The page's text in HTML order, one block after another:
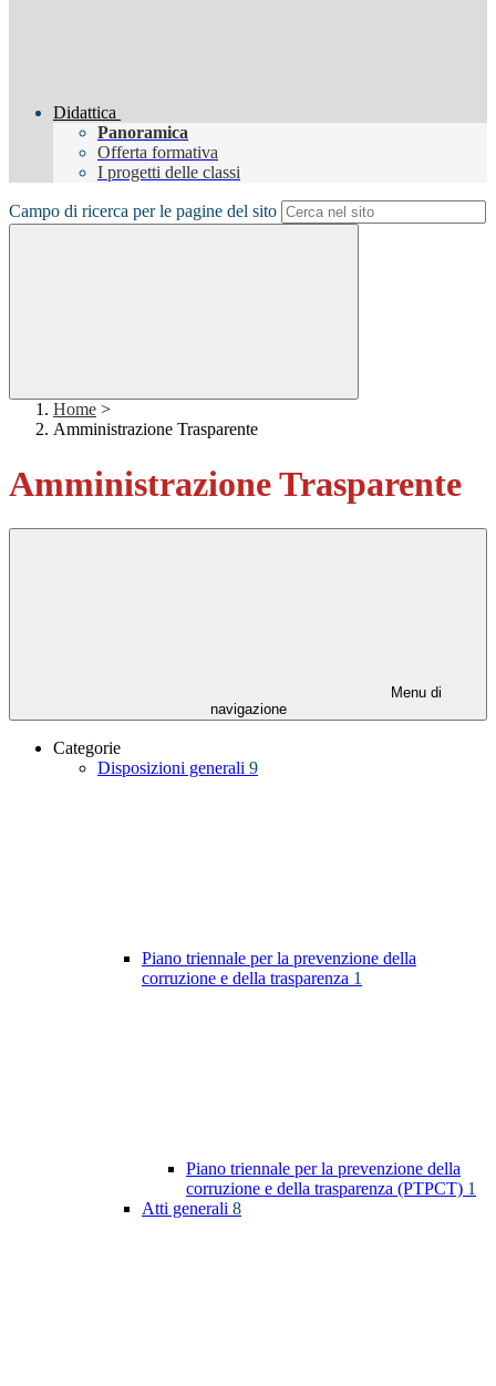
Didattica
Panoramica
Offerta formativa
I progetti delle classi
Campo di ricerca per le pagine del sito
Home >
Amministrazione Trasparente
Amministrazione Trasparente
Menu di
navigazione
Categorie
Disposizioni generali 9
Piano triennale per la prevenzione della
corruzione e della trasparenza 1
Piano triennale per la prevenzione della
corruzione e della trasparenza (PTPCT) 1
Atti generali 8